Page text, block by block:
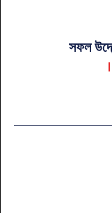
সফল